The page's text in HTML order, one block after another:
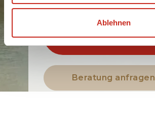
Ablehnen
Beratung anfragen